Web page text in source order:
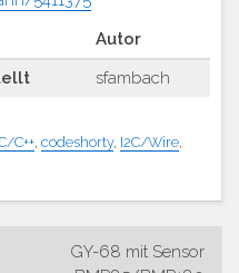
Autor
sfambach
C++ codeshorty, I2C/Wire
GY-68 mit Sensor